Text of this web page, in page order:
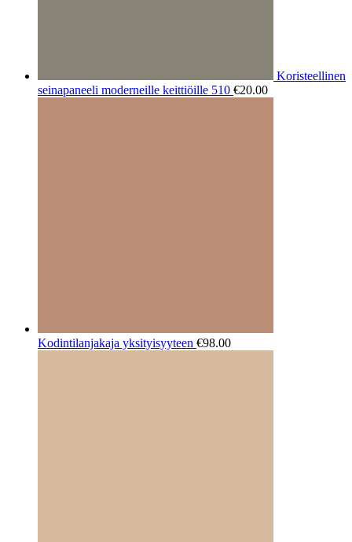
Koristeellinen
seinapaneeli moderneille keittiöille 510 €20.00
Kodintilanjakaja yksityisyyteen €98.00